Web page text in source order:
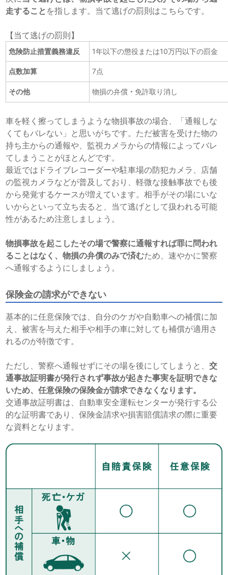
走すること を指します。当て逃げの罰則はこちらです。
【当て逃げの罰則】
危険防止措置義務違反 1年以下の懲役または10万円以下の罰金
点数加算 7点
その他 物損の弁償 ・免許取り消し
車を軽く擦ってしまうような物損事故の場合、「通報しな
くてもバレない」と思いがちです。ただ被害を受けた物の
持ち主からの通報や、監視カメラからの情報によってバレ
てしまうことがほとんどです。
最近ではドライブレコーダーや駐車場の防犯カメラ、店舗
の監視カメラなどが普及しており、軽微な接触事故でも後
から発覚するケースが増えています。相手がその場にいな
いからといって立ち去ると、当て逃げとして扱われる可能
性があるため注意しましょう。
物損事故を起こしたその場で警察に通報すれば罪に問われ
ることはなく、物損の弁償のみで済むため、速やかに警察
へ通報するようにしましょう。
保険金の請求ができない
基本的に任意保険では、自分のケガや自動車への補償に加
え、被害を与えた相手や相手の車に対しても補償が適用さ
れるのが特徴です。
ただし、警察へ通報せずにその場を後にしてしまうと、交
通事故証明書が発行されず事故が起きた事実を証明できな
いため、任意保険の保険金が請求できなくなります。
交通事故証明書は、自動車安全運転センターが発行する公
的な証明書であり、保険金請求や損害賠償請求の際に重要
な資料となります。